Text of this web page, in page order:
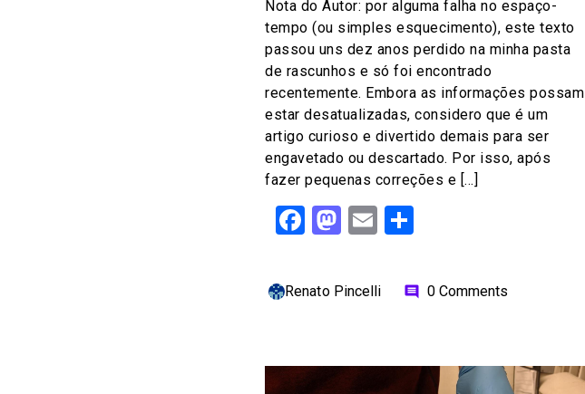
Nota do Autor: por alguma falha no espaço-
tempo (ou simples esquecimento), este texto
passou uns dez anos perdido na minha pasta
de rascunhos e só foi encontrado
recentemente. Embora as informações possam
estar desatualizadas, considero que é um
artigo curioso e divertido demais para ser
engavetado ou descartado. Por isso, após
fazer pequenas correções e […]
Facebook
Mastodon
Email
Renato Pincelli comment 0 Comments